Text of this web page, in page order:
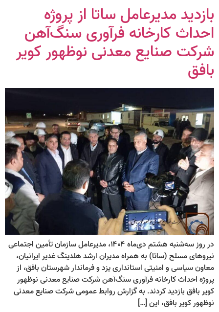
بازدید مدیرعامل ساتا از پروژه
احداث کارخانه فرآوری سنگ‌آهن
شرکت صنایع معدنی نوظهور کویر
بافق
در روز سه‌شنبه هشتم دی‌ماه ۱۴۰۴، مدیرعامل سازمان تأمین اجتماعی
نیروهای مسلح (ساتا) به همراه مدیران ارشد هلدینگ غدیر ایرانیان،
معاون سیاسی و امنیتی استانداری یزد و فرماندار شهرستان بافق، از
پروژه احداث کارخانه فرآوری سنگ‌آهن شرکت صنایع معدنی نوظهور
کویر بافق بازدید کردند. به گزارش روابط عمومی شرکت صنایع معدنی
نوظهور کویر بافق، این […]